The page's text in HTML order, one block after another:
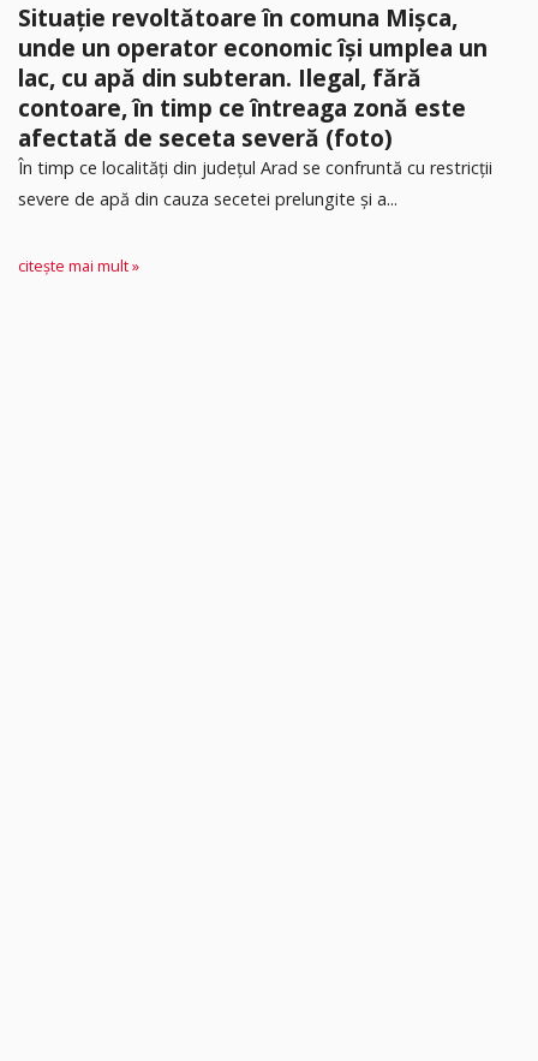
Situație revoltătoare în comuna Mișca,
unde un operator economic își umplea un
lac, cu apă din subteran. Ilegal, fără
contoare, în timp ce întreaga zonă este
afectată de seceta severă (foto)
În timp ce localități din județul Arad se confruntă cu restricții
severe de apă din cauza secetei prelungite și a...
citește mai mult »